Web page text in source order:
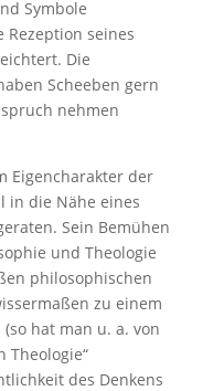
Symbole
seines
Die
Scheeben gern
nehmen
Eigencharakter der
in die Nähe eines
Sein Bemühen
und Theologie
philosophischen
zu einem
hat man u. a. von
Theologie“
des Denkens